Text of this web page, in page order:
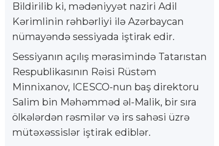
Bildirilib ki, mədəniyyət naziri Adil
Kərimlinin rəhbərliyi ilə Azərbaycan
nümayəndə sessiyada iştirak edir.
Sessiyanın açılış mərasimində Tatarıstan
Respublikasının Rəisi Rüstəm
Minnixanov, ICESCO-nun baş direktoru
Salim bin Məhəmməd əl-Malik, bir sıra
ölkələrdən rəsmilər və irs sahəsi üzrə
mütəxəssislər iştirak ediblər.